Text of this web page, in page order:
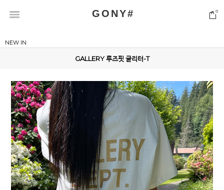
GONY# 0
NEW IN
GALLERY 루즈핏 글리터-T